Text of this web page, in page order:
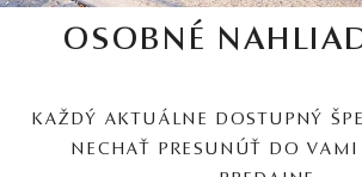
OSOBNÉ
KAŽDÝ AKTUÁLNE DOSTUPNÝ
NECHAŤ PRESUNÚŤ DO VAMI